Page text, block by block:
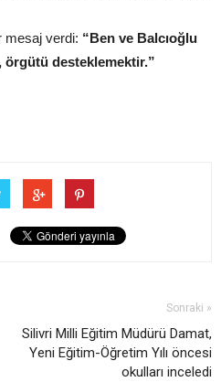
mesaj verdi: “Ben ve Balcıoğlu
desteklemektir.”
Sonraki »
Silivri Milli Eğitim Müdürü Damat,
Yeni Eğitim-Öğretim Yılı öncesi
okulları inceledi